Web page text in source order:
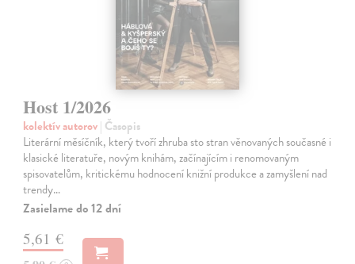
Host 1/2026
kolektív autorov| Časopis
Literární měsíčník, který tvoří zhruba sto stran věnovaných současné i
klasické literatuře, novým knihám, začínajícím i renomovaným
spisovatelům, kritickému hodnocení knižní produkce a zamyšlení nad
trendy…
Zasielame do 12 dní
5,61 €